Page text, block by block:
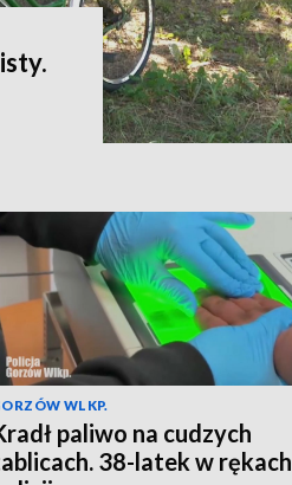
WLKP.
paliwo na cudzych
38-latek w rękach